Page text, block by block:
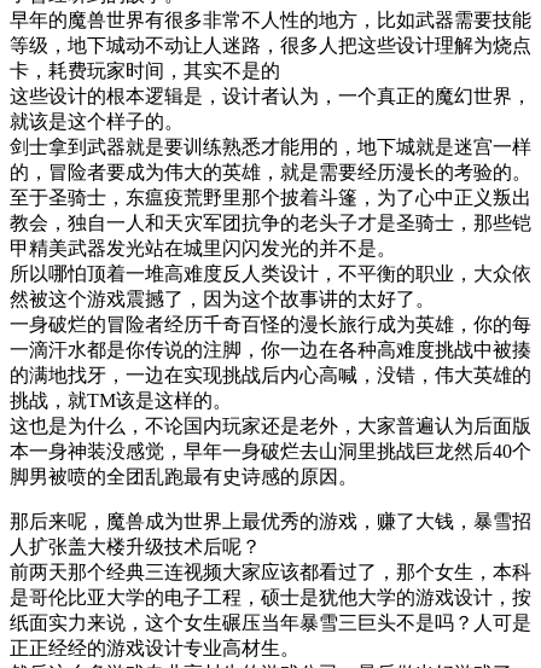
早年的魔兽世界有很多非常不人性的地方，比如武器需要技能
等级，地下城动不动让人迷路，很多人把这些设计理解为烧点
卡，耗费玩家时间，其实不是的
这些设计的根本逻辑是，设计者认为，一个真正的魔幻世界，
就该是这个样子的。
剑士拿到武器就是要训练熟悉才能用的，地下城就是迷宫一样
的，冒险者要成为伟大的英雄，就是需要经历漫长的考验的。
至于圣骑士，东瘟疫荒野里那个披着斗篷，为了心中正义叛出
教会，独自一人和天灾军团抗争的老头子才是圣骑士，那些铠
甲精美武器发光站在城里闪闪发光的并不是。
所以哪怕顶着一堆高难度反人类设计，不平衡的职业，大众依
然被这个游戏震撼了，因为这个故事讲的太好了。
一身破烂的冒险者经历千奇百怪的漫长旅行成为英雄，你的每
一滴汗水都是你传说的注脚，你一边在各种高难度挑战中被揍
的满地找牙，一边在实现挑战后内心高喊，没错，伟大英雄的
挑战，就TM该是这样的。
这也是为什么，不论国内玩家还是老外，大家普遍认为后面版
本一身神装没感觉，早年一身破烂去山洞里挑战巨龙然后40个
脚男被喷的全团乱跑最有史诗感的原因。
那后来呢，魔兽成为世界上最优秀的游戏，赚了大钱，暴雪招
人扩张盖大楼升级技术后呢？
前两天那个经典三连视频大家应该都看过了，那个女生，本科
是哥伦比亚大学的电子工程，硕士是犹他大学的游戏设计，按
纸面实力来说，这个女生碾压当年暴雪三巨头不是吗？人可是
正正经经的游戏设计专业高材生。